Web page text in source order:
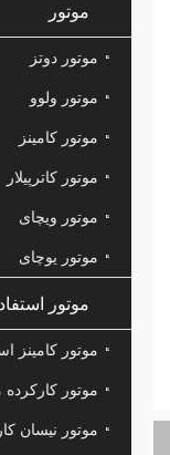
موتور
موتور دوتز
موتور ولوو
موتور کامینز
موتور کاترپیلار
موتور ویچای
موتور یوچای
موتور
موتور کامینز
موتور
موتور نیسان